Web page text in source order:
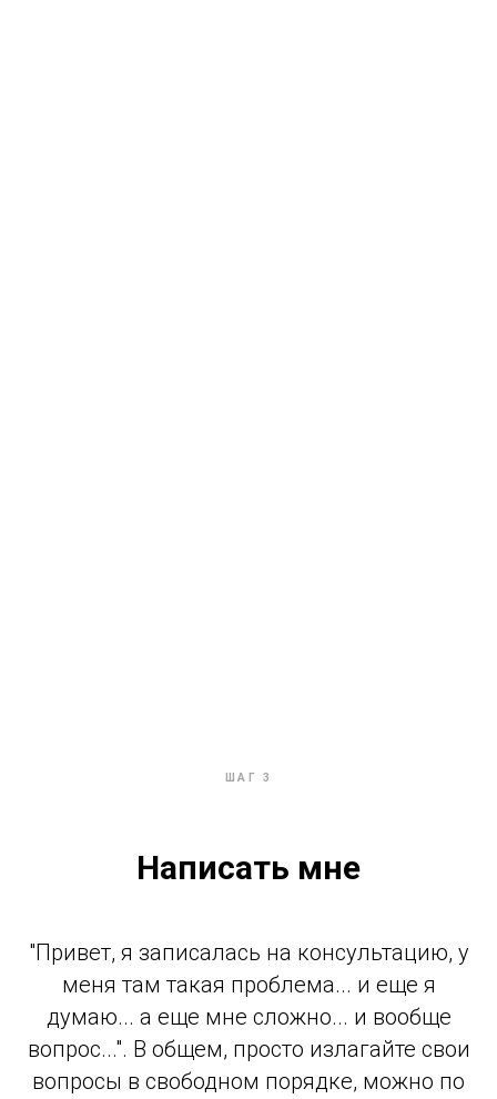
ШАГ 3
Написать мне
"Привет, я записалась на консультацию, у
меня там такая проблема... и еще я
думаю... а еще мне сложно... и вообще
вопрос...". В общем, просто излагайте свои
вопросы в свободном порядке, можно по